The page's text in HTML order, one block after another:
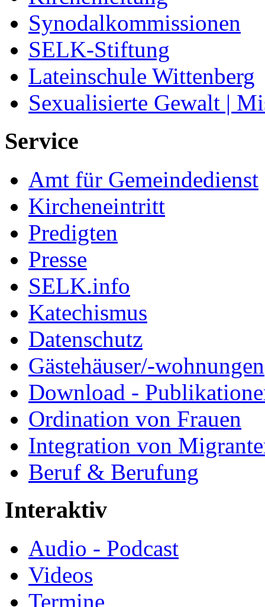
Synodalkommissionen
SELK-Stiftung
Lateinschule Wittenberg
Sexualisierte Gewalt |
Service
Amt für Gemeindedienst
Kircheneintritt
Predigten
Presse
SELK.info
Katechismus
Datenschutz
Gästehäuser/-wohnungen
Download -
Ordination von Frauen
Integration von
Beruf & Berufung
Interaktiv
Audio - Podcast
Videos
Termine